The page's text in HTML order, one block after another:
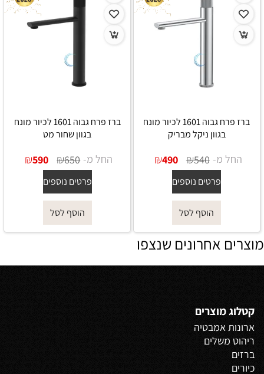
ברז פרח גבוה 1601 לכיור מונח
בגוון ניקל מבריק
החל מ- ₪540
₪490
פרטים נוספים
הוסף לסל
ברז פרח גבוה 1601 לכיור מונח
בגוון שחור מט
החל מ- ₪650
₪590
פרטים נוספים
הוסף לסל
מוצרים אחרונים שנצפו
קטלוג מוצרים
ארונות אמבטיה
ריהוט משלים
ברזים
כיורים